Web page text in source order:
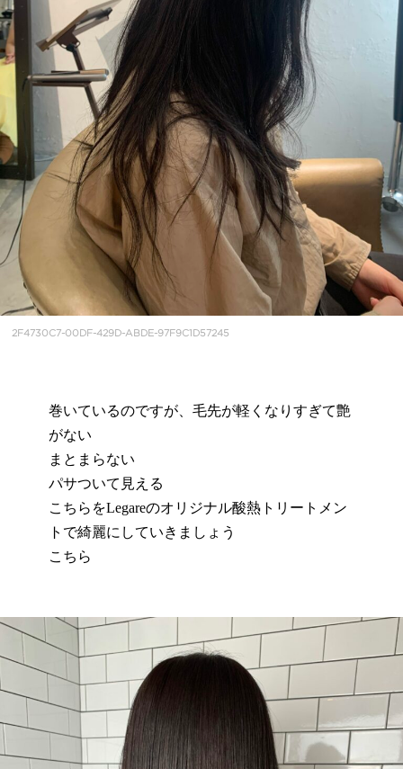
2F4730C7-00DF-429D-ABDE-97F9C1D57245
巻いているのですが、毛先が軽くなりすぎて艶
がない
まとまらない
パサついて見える
こちらをLegareのオリジナル酸熱トリートメン
トで綺麗にしていきましょう
こちら